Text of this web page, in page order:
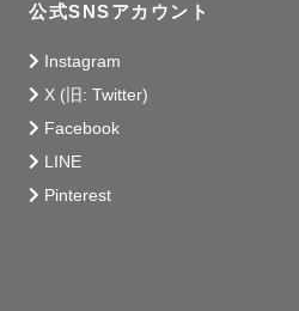
公式SNSアカウント
Instagram
X (旧: Twitter)
Facebook
LINE
Pinterest